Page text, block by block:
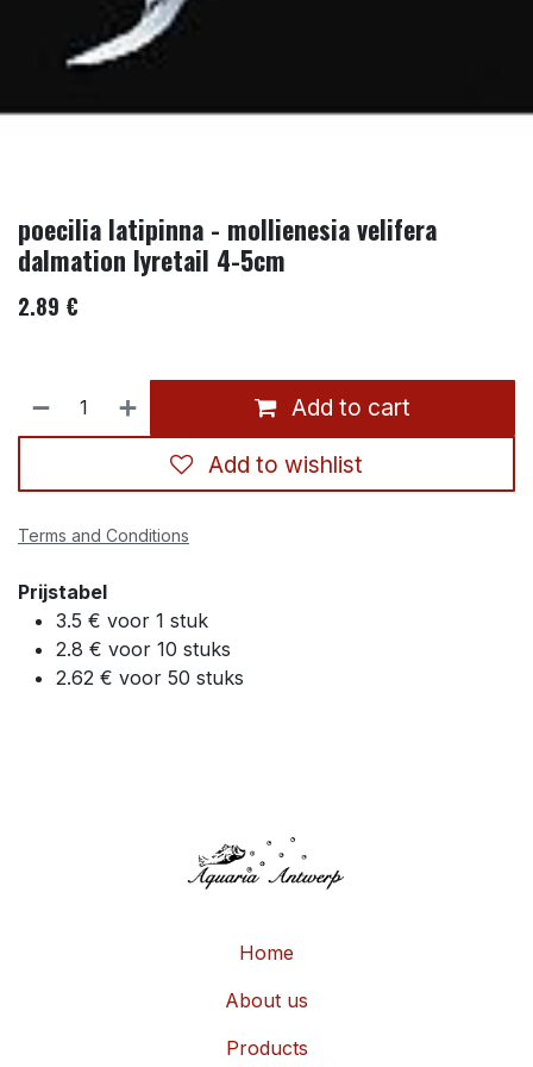
poecilia latipinna - mollienesia velifera
dalmation lyretail 4-5cm
2.89 €
Add to cart
Add to wishlist
Terms and Conditions
Prijstabel
3.5 € voor 1 stuk
2.8 € voor 10 stuks
2.62 € voor 50 stuks
Home
About us
Products